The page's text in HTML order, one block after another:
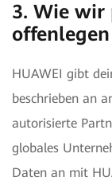
3. Wie wir
offenlegen
HUAWEI gibt
beschrieben an
autorisierte
globales
Daten an mit